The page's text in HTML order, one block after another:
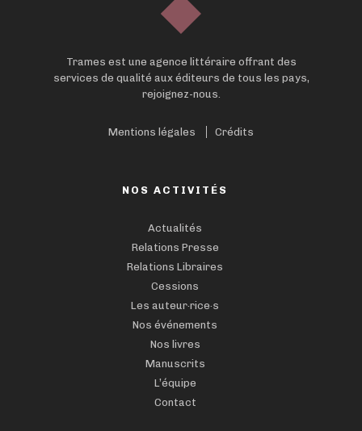
Trames est une agence littéraire offrant des
services de qualité aux éditeurs de tous les pays,
rejoignez-nous.
Mentions légales Crédits
NOS ACTIVITÉS
Actualités
Relations Presse
Relations Libraires
Cessions
Les auteur·rice·s
Nos événements
Nos livres
Manuscrits
L’équipe
Contact